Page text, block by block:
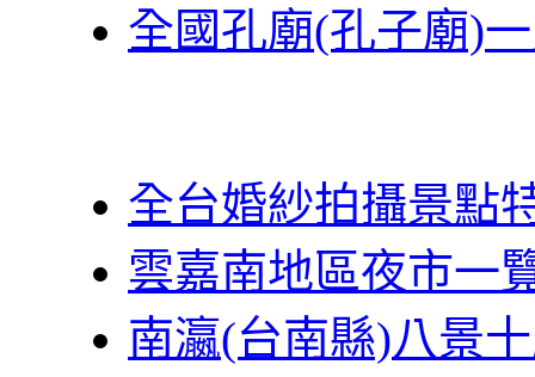
全國孔廟(孔子廟)
全台婚紗拍攝景點
雲嘉南地區夜市一
南瀛(台南縣)八景